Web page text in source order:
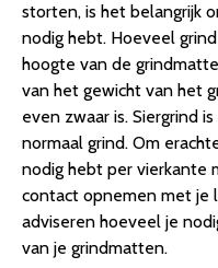
storten, is het belangrijk
nodig hebt. Hoeveel
hoogte van de
van het gewicht van het
even zwaar is. Siergrind
normaal grind. Om
nodig hebt per vierkante
contact opnemen met je
adviseren hoeveel je
van je grindmatten.